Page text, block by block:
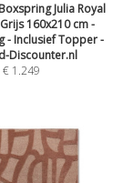
Julia Royal
160x210 cm -
- Inclusief Topper -
Discounter.nl
€ 1.249